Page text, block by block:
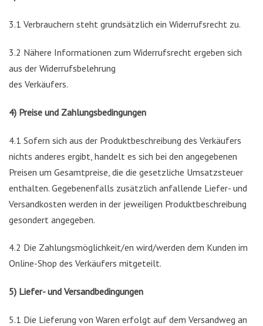
3.1 Verbrauchern steht grundsätzlich ein Widerrufsrecht zu.
3.2 Nähere Informationen zum Widerrufsrecht ergeben sich
aus der Widerrufsbelehrung
des Verkäufers.
4) Preise und Zahlungsbedingungen
4.1 Sofern sich aus der Produktbeschreibung des Verkäufers
nichts anderes ergibt, handelt es sich bei den angegebenen
Preisen um Gesamtpreise, die die gesetzliche Umsatzsteuer
enthalten. Gegebenenfalls zusätzlich anfallende Liefer- und
Versandkosten werden in der jeweiligen Produktbeschreibung
gesondert angegeben.
4.2 Die Zahlungsmöglichkeit/en wird/werden dem Kunden im
Online-Shop des Verkäufers mitgeteilt.
5) Liefer- und Versandbedingungen
5.1 Die Lieferung von Waren erfolgt auf dem Versandweg an